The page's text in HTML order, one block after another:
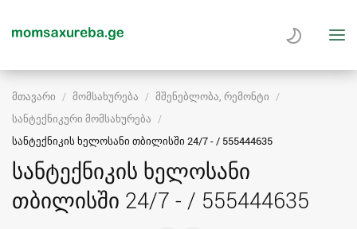
მთავარი მომსახურება
მშენებლობა, რემონტი
სანტექნიკური მომსახურება
სანტექნიკის ხელოსანი თბილისში 24/7 - / 555444635
სანტექნიკის ხელოსანი
თბილისში 24/7 - / 555444635